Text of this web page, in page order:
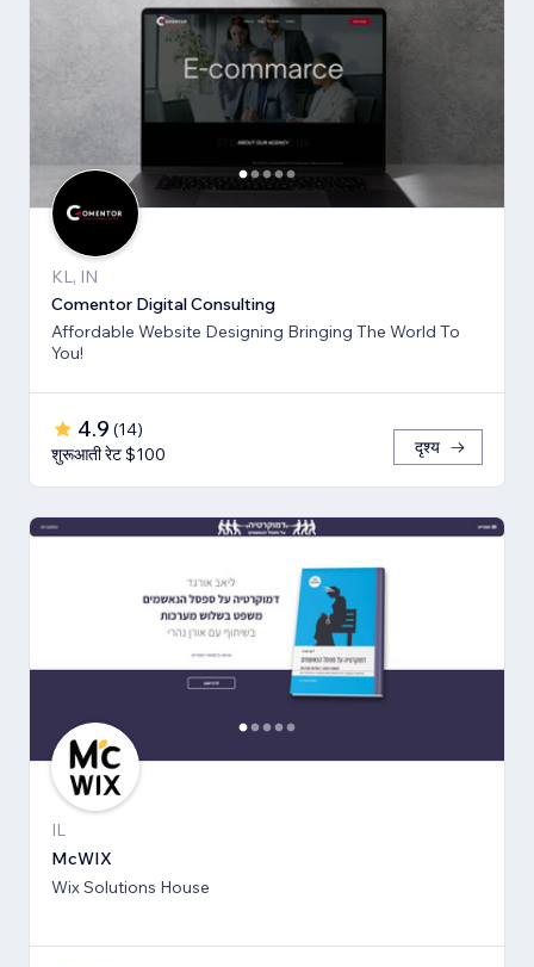
KL, IN
Comentor Digital Consulting
Affordable Website Designing Bringing The World To
You!
4.9 (14)
शुरूआती रेट $100
दृश्य
IL
McWIX
Wix Solutions House